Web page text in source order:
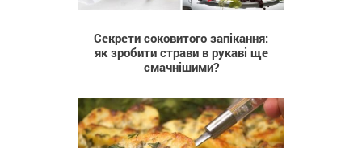
Секрети соковитого запікання:
як зробити страви в рукаві ще
смачнішими?